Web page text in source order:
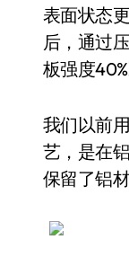
表面状态
后，通过
板强度40%
我们以前
艺，是在
保留了铝